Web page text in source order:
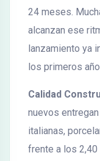
24 meses.
alcanzan ese
lanzamiento ya
los primeros
Calidad
nuevos
italianas,
frente a los